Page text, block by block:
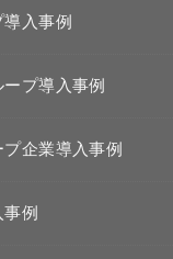
入事例
プ導入事例
企業導入事例
例